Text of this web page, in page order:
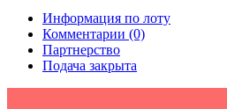
Информация по лоту
Комментарии (0)
Партнерство
Подача закрыта